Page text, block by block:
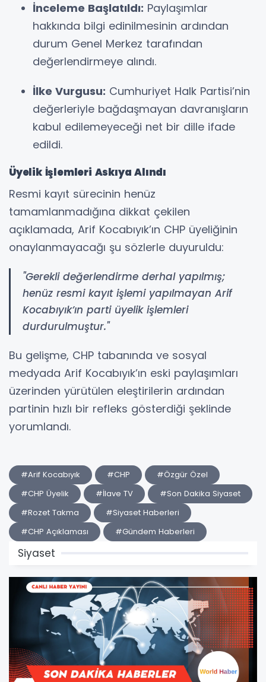
İnceleme Başlatıldı: Paylaşımlar
hakkında bilgi edinilmesinin ardından
durum Genel Merkez tarafından
değerlendirmeye alındı.
İlke Vurgusu: Cumhuriyet Halk Partisi’nin
değerleriyle bağdaşmayan davranışların
kabul edilemeyeceği net bir dille ifade
edildi.
Üyelik İşlemleri Askıya Alındı
Resmi kayıt sürecinin henüz
tamamlanmadığına dikkat çekilen
açıklamada, Arif Kocabıyık’ın CHP üyeliğinin
onaylanmayacağı şu sözlerle duyuruldu:
"Gerekli değerlendirme derhal yapılmış;
henüz resmi kayıt işlemi yapılmayan Arif
Kocabıyık’ın parti üyelik işlemleri
durdurulmuştur."
Bu gelişme, CHP tabanında ve sosyal
medyada Arif Kocabıyık’ın eski paylaşımları
üzerinden yürütülen eleştirilerin ardından
partinin hızlı bir refleks gösterdiği şeklinde
yorumlandı.
#Arif Kocabıyık #CHP
#Özgür Özel
#CHP Üyelik
#İlave TV
#Son Dakika Siyaset
#Rozet Takma
#Siyaset Haberleri
#CHP Açıklaması
#Gündem Haberleri
Siyaset